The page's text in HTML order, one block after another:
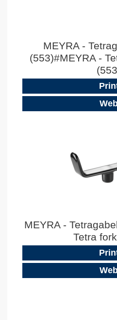
MEYRA -
(553)#MEYRA -
MEYRA -
Tetra